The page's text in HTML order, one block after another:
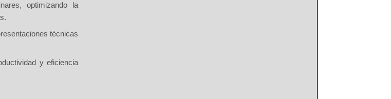
, optimizando la
técnicas
y eficiencia